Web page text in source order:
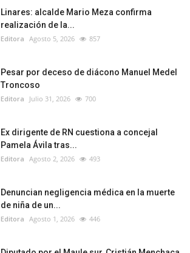
Linares: alcalde Mario Meza confirma
realización de la...
Editora Agosto 5, 2026 857
Pesar por deceso de diácono Manuel Medel
Troncoso
Editora Julio 31, 2026 700
Ex dirigente de RN cuestiona a concejal
Pamela Ávila tras...
Editora Agosto 2, 2026 493
Denuncian negligencia médica en la muerte
de niña de un...
Editora Agosto 1, 2026 446